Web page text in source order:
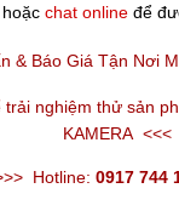
hoặc chat online để
& Báo Giá Tận Nơi
trải nghiệm thử sản
KAMERA <<<
Hotline: 0917 744